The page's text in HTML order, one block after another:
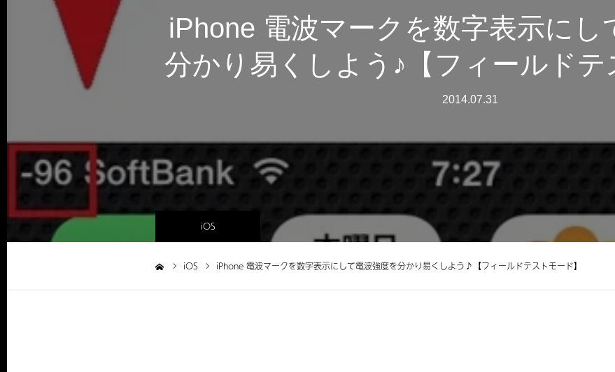
iPhone 電波マークを数字表示にし
分かり易くしよう♪【フィールドテ
2014.07.31
iOS
iOS iPhone 電波マークを数字表示にして電波強度を分かり易くしよう♪【フィールドテストモード】